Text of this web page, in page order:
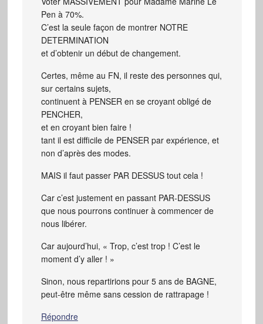
Pen à 70%.
C’est la seule façon de montrer NOTRE
DETERMINATION
et d’obtenir un début de changement.
Certes, même au FN, il reste des personnes qui,
sur certains sujets,
continuent à PENSER en se croyant obligé de
PENCHER,
et en croyant bien faire !
tant il est difficile de PENSER par expérience, et
non d’après des modes.
MAIS il faut passer PAR DESSUS tout cela !
Car c’est justement en passant PAR-DESSUS
que nous pourrons continuer à commencer de
nous libérer.
Car aujourd’hui, « Trop, c’est trop ! C’est le
moment d’y aller ! »
Sinon, nous repartirions pour 5 ans de BAGNE,
peut-être même sans cession de rattrapage !
Répondre